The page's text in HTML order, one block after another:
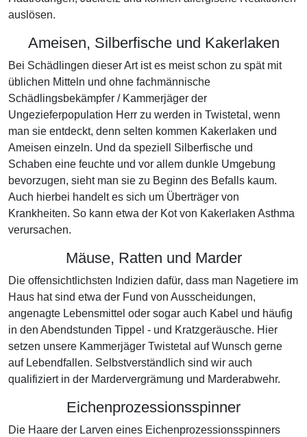
auslösen.
Ameisen, Silberfische und Kakerlaken
Bei Schädlingen dieser Art ist es meist schon zu spät mit
üblichen Mitteln und ohne fachmännische
Schädlingsbekämpfer / Kammerjäger der
Ungezieferpopulation Herr zu werden in Twistetal, wenn
man sie entdeckt, denn selten kommen Kakerlaken und
Ameisen einzeln. Und da speziell Silberfische und
Schaben eine feuchte und vor allem dunkle Umgebung
bevorzugen, sieht man sie zu Beginn des Befalls kaum.
Auch hierbei handelt es sich um Überträger von
Krankheiten. So kann etwa der Kot von Kakerlaken Asthma
verursachen.
Mäuse, Ratten und Marder
Die offensichtlichsten Indizien dafür, dass man Nagetiere im
Haus hat sind etwa der Fund von Ausscheidungen,
angenagte Lebensmittel oder sogar auch Kabel und häufig
in den Abendstunden Tippel - und Kratzgeräusche. Hier
setzen unsere Kammerjäger Twistetal auf Wunsch gerne
auf Lebendfallen. Selbstverständlich sind wir auch
qualifiziert in der Mardervergrämung und Marderabwehr.
Eichenprozessionsspinner
Die Haare der Larven eines Eichenprozessionsspinners